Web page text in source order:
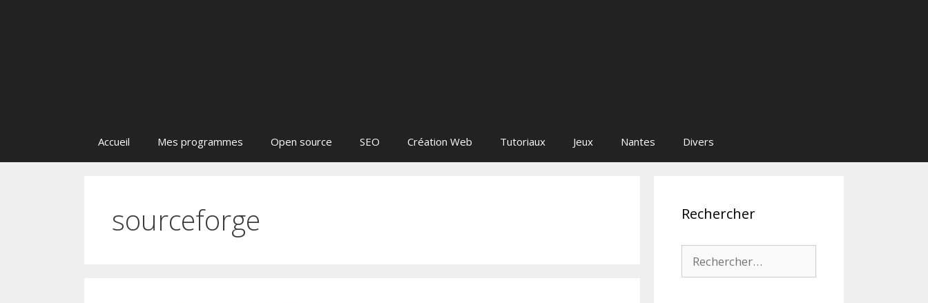
Accueil Mes programmes Open source SEO Création Web Tutoriaux Jeux Nantes Divers
sourceforge Rechercher